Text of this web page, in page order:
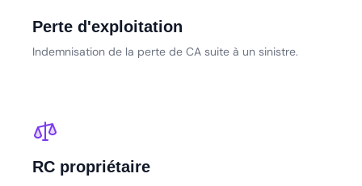
Perte d'exploitation
Indemnisation de la perte de CA suite à un sinistre.
RC propriétaire